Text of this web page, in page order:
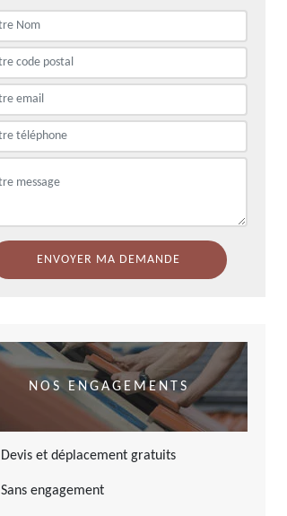
NOS ENGAGEMENTS
Devis et déplacement gratuits
Sans engagement